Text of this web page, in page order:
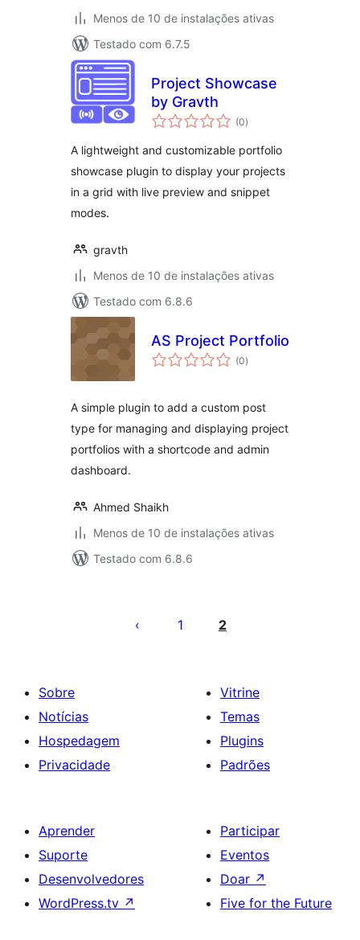
Menos de 10 de instalações ativas
Testado com 6.7.5
Project Showcase
by Gravth
(0total
de
)
A lightweight and customizable portfolio
showcase plugin to display your projects
in a grid with live preview and snippet
modes.
gravth
Menos de 10 de instalações ativas
Testado com 6.8.6
AS Project Portfolio
(0total
de
)
A simple plugin to add a custom post
type for managing and displaying project
portfolios with a shortcode and admin
dashboard.
Ahmed Shaikh
Menos de 10 de instalações ativas
Testado com 6.8.6
1 2
Sobre
Notícias
Hospedagem
Privacidade
Vitrine
Temas
Plugins
Padrões
Aprender
Suporte
Desenvolvedores
WordPress.tv ↗
Participar
Eventos
Doar ↗
Five for the Future